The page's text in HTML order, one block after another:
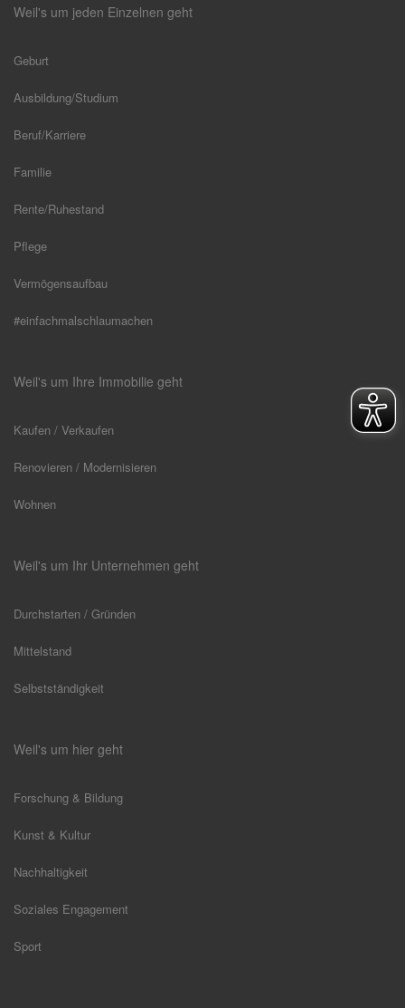
Weil's um jeden Einzelnen geht
Geburt
Ausbildung/Studium
Beruf/Karriere
Familie
Rente/Ruhestand
Pflege
Vermögensaufbau
#einfachmalschlaumachen
Weil's um Ihre Immobilie geht
Kaufen / Verkaufen
Renovieren / Modernisieren
Wohnen
Weil's um Ihr Unternehmen geht
Durchstarten / Gründen
Mittelstand
Selbstständigkeit
Weil's um hier geht
Forschung & Bildung
Kunst & Kultur
Nachhaltigkeit
Soziales Engagement
Sport